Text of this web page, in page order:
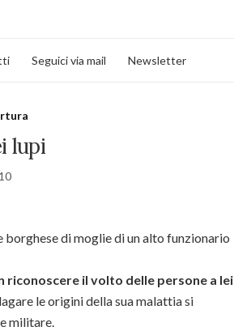
Seguici via mail Newsletter
lupi
borghese di moglie di un alto funzionario
riconoscere il volto delle persone a lei
le origini della sua malattia si
militare.